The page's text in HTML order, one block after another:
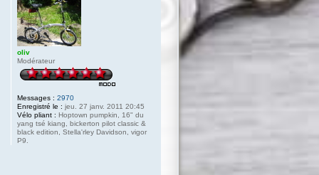
oliv
Modérateur
Messages : 2970
Enregistré le : jeu. 27 janv. 2011 20:45
Vélo pliant : Hoptown pumpkin, 16" du
yang tsé kiang, bickerton pilot classic &
black edition, Stella'rley Davidson, vigor
P9.